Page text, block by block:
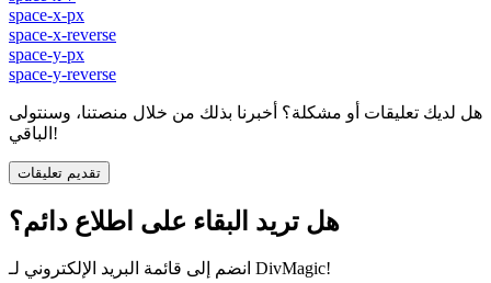
space-x-px
space-x-reverse
space-y-px
space-y-reverse
هل لديك تعليقات أو مشكلة؟ أخبرنا بذلك من خلال منصتنا، وسنتولى
الباقي!
تقديم تعليقات
هل تريد البقاء على اطلاع دائم؟
انضم إلى قائمة البريد الإلكتروني لـ DivMagic!